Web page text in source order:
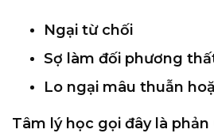
Ngại từ chối
Sợ làm đối phương
Lo ngại mâu thuẫn
Tâm lý học gọi đây là phản